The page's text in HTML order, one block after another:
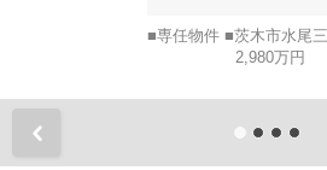
2,980万円